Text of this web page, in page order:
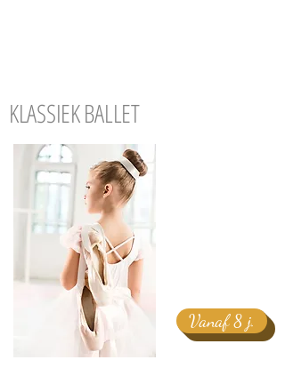
KLASSIEK BALLET
Vanaf 8 j.